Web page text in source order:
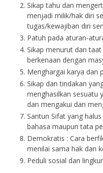
Sikap tahu dan
menjadi milik/hak diri
tugas/kewajiban diri
Patuh pada aturan-
Sikap menurut dan
berkenaan dengan
Menghargai karya dan
Sikap dan tindakan
menghasilkan sesuatu
dan mengakui dan
Santun Sifat yang
bahasa maupun tata
Demokratis : Cara
menilai sama hak dan
Peduli sosial dan